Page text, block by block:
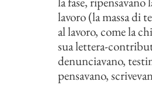
lavoro (la massa di
al lavoro, come la
sua lettera-
denunciavano,
pensavano,